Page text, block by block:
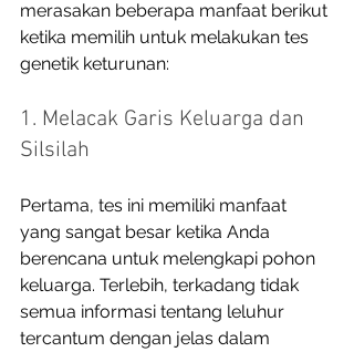
merasakan beberapa manfaat berikut
ketika memilih untuk melakukan tes
genetik keturunan:
1. Melacak Garis Keluarga dan
Silsilah
Pertama, tes ini memiliki manfaat
yang sangat besar ketika Anda
berencana untuk melengkapi pohon
keluarga. Terlebih, terkadang tidak
semua informasi tentang leluhur
tercantum dengan jelas dalam